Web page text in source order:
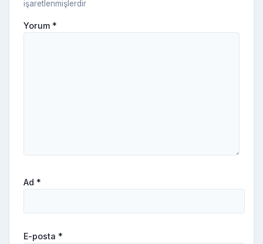
işaretlenmişlerdir
Yorum *
Ad *
E-posta *